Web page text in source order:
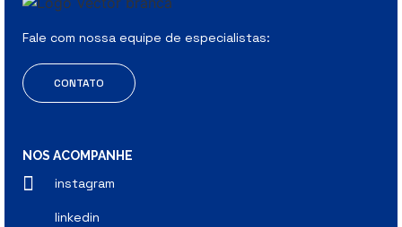
Fale com nossa equipe de especialistas:
CONTATO
NOS ACOMPANHE
instagram
linkedin